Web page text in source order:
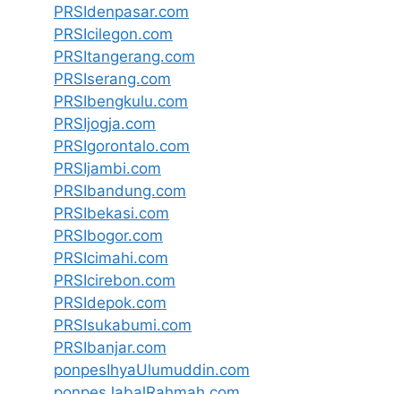
PRSIdenpasar.com
PRSIcilegon.com
PRSItangerang.com
PRSIserang.com
PRSIbengkulu.com
PRSIjogja.com
PRSIgorontalo.com
PRSIjambi.com
PRSIbandung.com
PRSIbekasi.com
PRSIbogor.com
PRSIcimahi.com
PRSIcirebon.com
PRSIdepok.com
PRSIsukabumi.com
PRSIbanjar.com
ponpesIhyaUlumuddin.com